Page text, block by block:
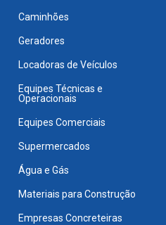
Caminhões
Geradores
Locadoras de Veículos
Equipes Técnicas e
Operacionais
Equipes Comerciais
Supermercados
Água e Gás
Materiais para Construção
Empresas Concreteiras